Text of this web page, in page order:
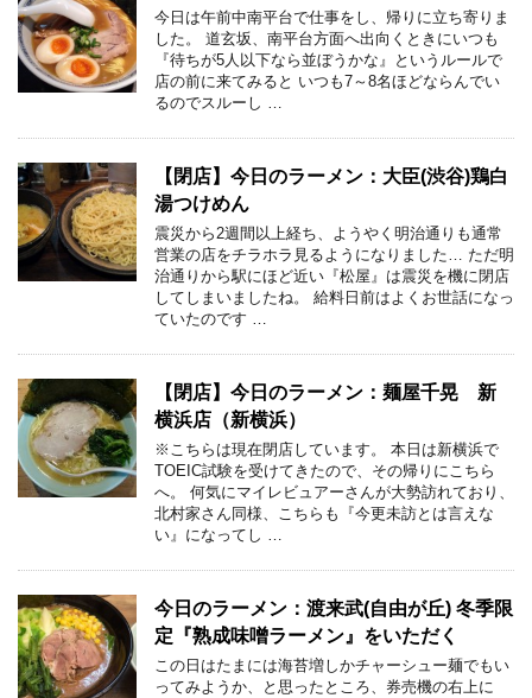
今日は午前中南平台で仕事をし、帰りに立ち寄りま
した。 道玄坂、南平台方面へ出向くときにいつも
『待ちが5人以下なら並ぼうかな』というルールで
店の前に来てみると いつも7～8名ほどならんでい
るのでスルーし …
【閉店】今日のラーメン：大臣(渋谷)鶏白
湯つけめん
震災から2週間以上経ち、ようやく明治通りも通常
営業の店をチラホラ見るようになりました… ただ明
治通りから駅にほど近い『松屋』は震災を機に閉店
してしまいましたね。 給料日前はよくお世話になっ
ていたのです …
【閉店】今日のラーメン：麺屋千晃 新
横浜店（新横浜）
※こちらは現在閉店しています。 本日は新横浜で
TOEIC試験を受けてきたので、その帰りにこちら
へ。 何気にマイレビュアーさんが大勢訪れており、
北村家さん同様、こちらも『今更未訪とは言えな
い』になってし …
今日のラーメン：渡来武(自由が丘) 冬季限
定『熟成味噌ラーメン』をいただく
この日はたまには海苔増しかチャーシュー麺でもい
ってみようか、と思ったところ、券売機の右上に